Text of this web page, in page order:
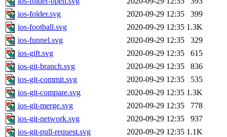
ios-folder.svg
2020-09-29 12:35
399
ios-football.svg
2020-09-29 12:35 1.3K
ios-funnel.svg
2020-09-29 12:35
329
ios-gift.svg
2020-09-29 12:35
615
ios-git-branch.svg
2020-09-29 12:35
836
ios-git-commit.svg
2020-09-29 12:35
535
ios-git-compare.svg
2020-09-29 12:35 1.3K
ios-git-merge.svg
2020-09-29 12:35
778
ios-git-network.svg
2020-09-29 12:35
937
ios-git-pull-request.svg
2020-09-29 12:35 1.1K